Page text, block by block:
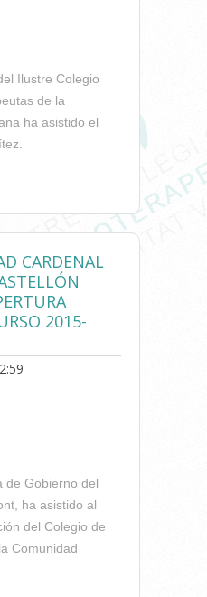
Ilustre Colegio
de la
ha asistido el
DEL CURSO
2016-17 DE LA
CARDENAL
2015-
de Gobierno del
ha asistido al
del Colegio de
Comunidad